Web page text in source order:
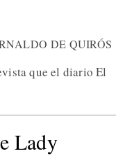
DE QUIRÓS
que el diario El
Lady